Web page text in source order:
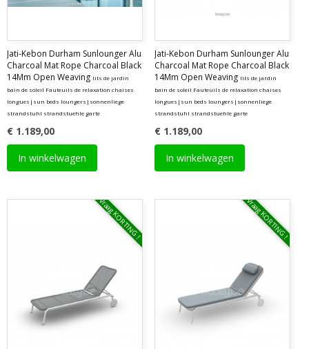
Jati-Kebon Durham Sunlounger Alu
Charcoal Mat Rope Charcoal Black
14Mm Open Weaving lits de jardin
bain de soleil Fauteuils de relaxation chaises
longues|sun beds loungers|sonnenliege
strandstuhl strandstuehle garte
€ 1.189,00
In winkelwagen
Jati-Kebon Durham Sunlounger Alu
Charcoal Mat Rope Charcoal Black
14Mm Open Weaving lits de jardin
bain de soleil Fauteuils de relaxation chaises
longues|sun beds loungers|sonnenliege
strandstuhl strandstuehle garte
€ 1.189,00
In winkelwagen
Vraag KORTING ! Vraag KORTING !